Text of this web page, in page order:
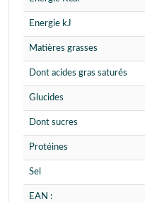
Energie kJ
Matières grasses
Dont acides gras saturés
Glucides
Dont sucres
Protéines
Sel
EAN :